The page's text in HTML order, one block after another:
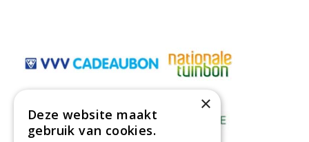
×
Deze website maakt
gebruik van cookies.